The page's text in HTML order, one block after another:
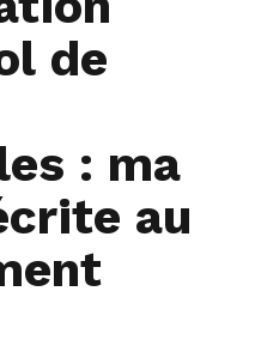
de
: ma
au